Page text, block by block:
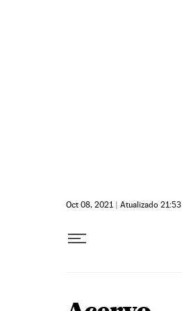
Oct 08, 2021 | Atualizado 21:53